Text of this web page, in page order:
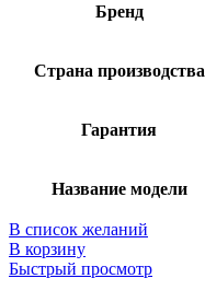
Бренд
Страна производства
Гарантия
Название модели
В список желаний
В корзину
Быстрый просмотр